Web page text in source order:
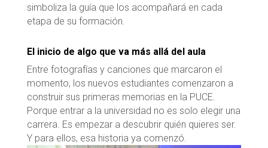
simboliza la guía que los acompañará en cada
etapa de su formación.
El inicio de algo que va más allá del aula
Entre fotografías y canciones que marcaron el
momento, los nuevos estudiantes comenzaron a
construir sus primeras memorias en la PUCE.
Porque entrar a la universidad no es solo elegir una
carrera. Es empezar a descubrir quién quieres ser.
Y para ellos, esa historia ya comenzó.